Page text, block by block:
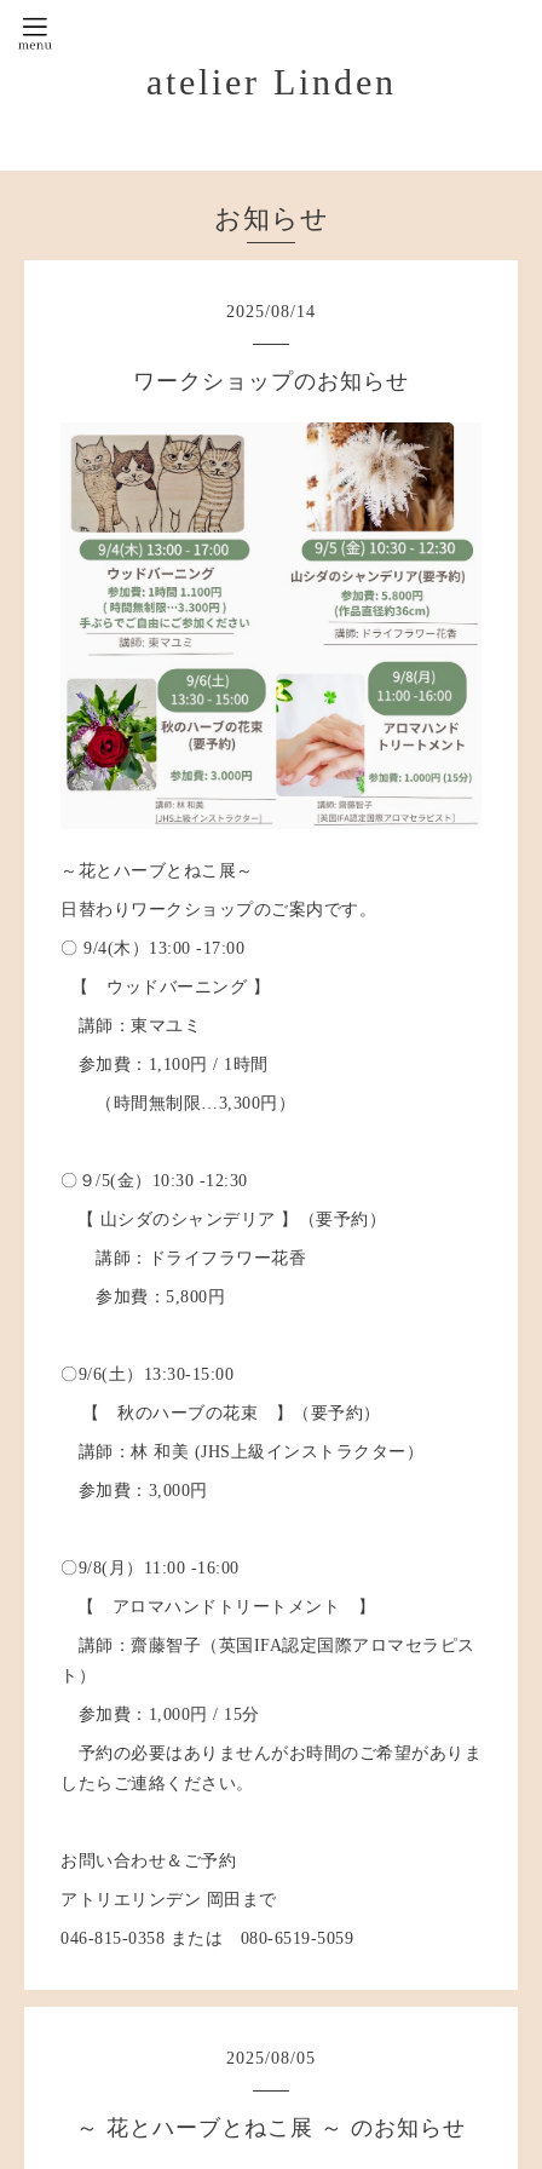
atelier Linden
お知らせ
2025/08/14
ワークショップのお知らせ
～花とハーブとねこ展～
日替わりワークショップのご案内です。
〇 9/4(木）13:00 -17:00
【 ウッドバーニング 】
講師：東マユミ
参加費：1,100円 / 1時間
（時間無制限…3,300円）
〇９/5(金）10:30 -12:30
【 山シダのシャンデリア 】（要予約）
講師：ドライフラワー花香
参加費：5,800円
〇9/6(土）13:30-15:00
【 秋のハーブの花束 】（要予約）
講師：林 和美 (JHS上級インストラクター）
参加費：3,000円
〇9/8(月）11:00 -16:00
【 アロマハンドトリートメント 】
講師：齋藤智子（英国IFA認定国際アロマセラピス
ト）
参加費：1,000円 / 15分
予約の必要はありませんがお時間のご希望がありま
したらご連絡ください。
お問い合わせ＆ご予約
アトリエリンデン 岡田まで
046-815-0358 または 080-6519-5059
2025/08/05
～ 花とハーブとねこ展 ～ のお知らせ